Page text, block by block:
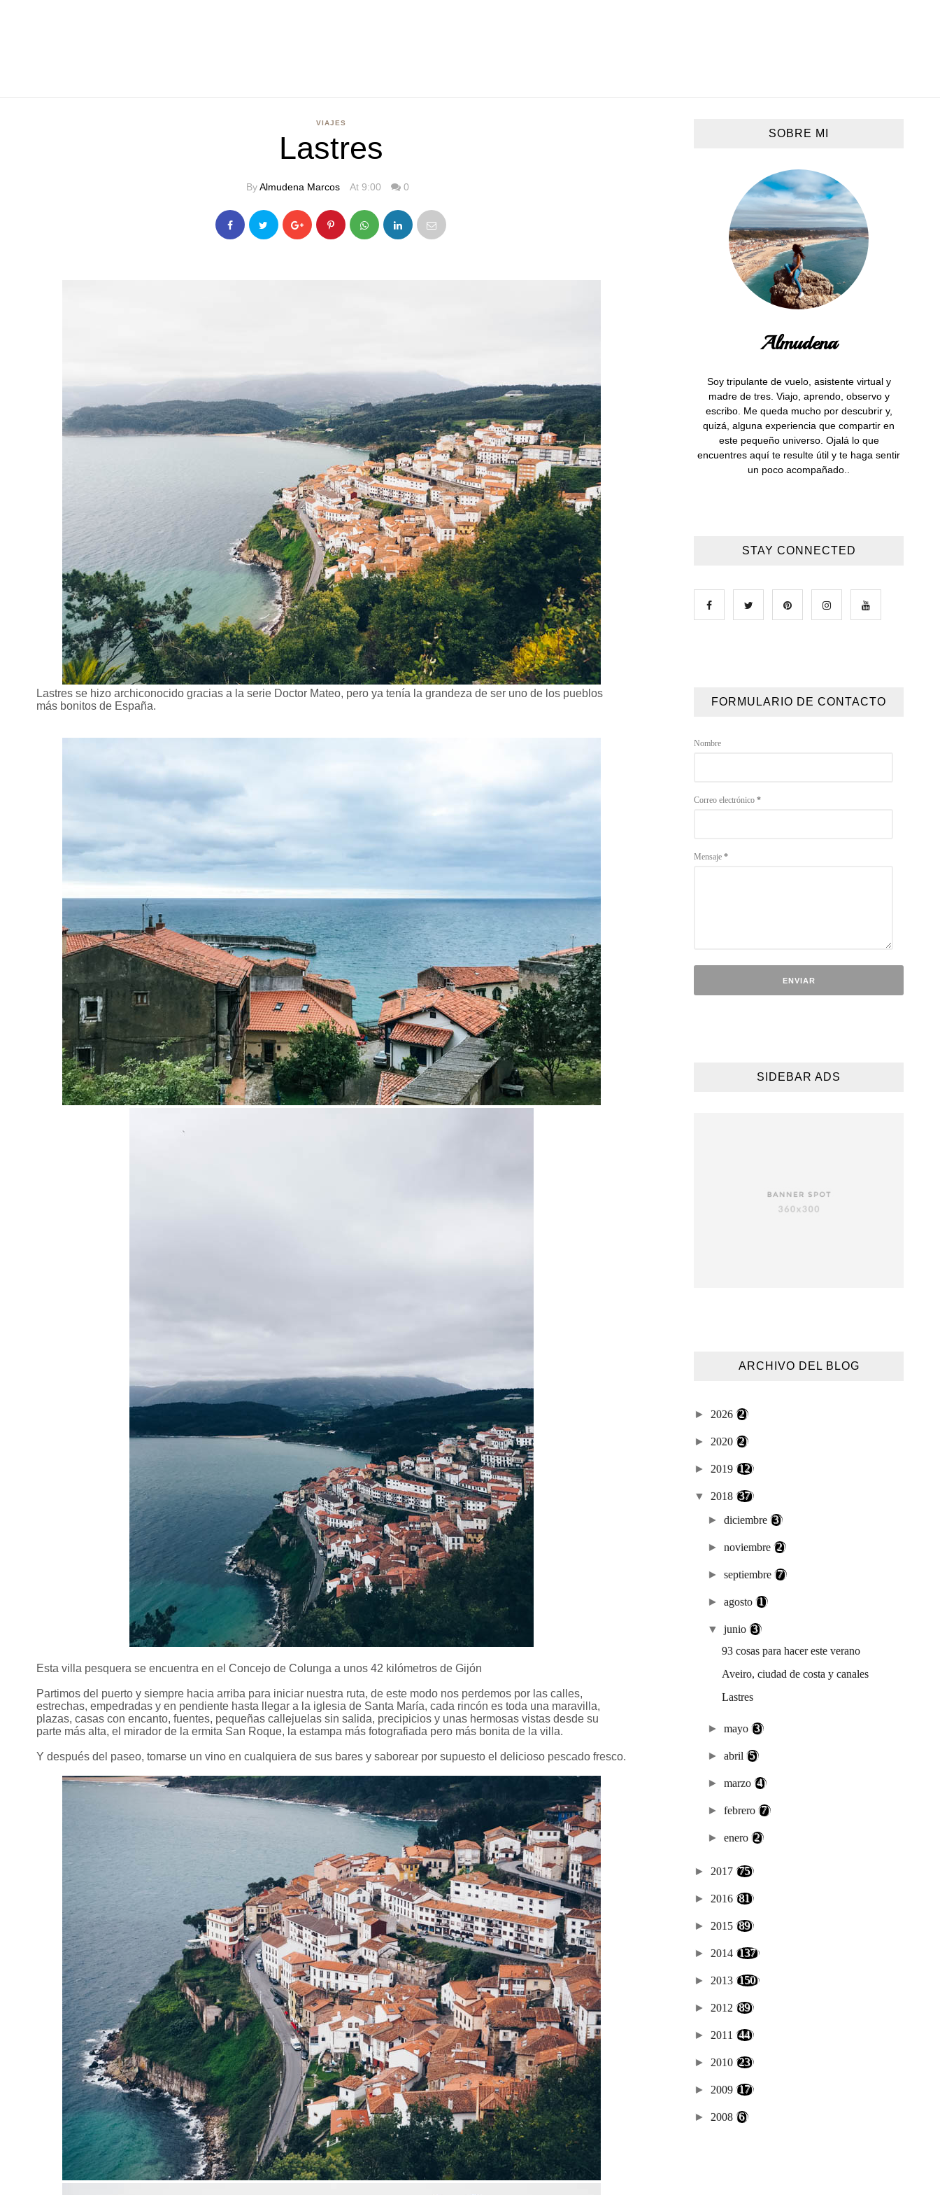
VIAJES
Lastres
ByAlmudena Marcos At 9:00 0
Lastres se hizo archiconocido gracias a la serie Doctor Mateo, pero ya tenía la grandeza de ser uno de los pueblos
más bonitos de España.
Esta villa pesquera se encuentra en el Concejo de Colunga a unos 42 kilómetros de Gijón
Partimos del puerto y siempre hacia arriba para iniciar nuestra ruta, de este modo nos perdemos por las calles,
estrechas, empedradas y en pendiente hasta llegar a la iglesia de Santa María, cada rincón es toda una maravilla,
plazas, casas con encanto, fuentes, pequeñas callejuelas sin salida, precipicios y unas hermosas vistas desde su
parte más alta, el mirador de la ermita San Roque, la estampa más fotografiada pero más bonita de la villa.
Y después del paseo, tomarse un vino en cualquiera de sus bares y saborear por supuesto el delicioso pescado fresco.
SOBRE MI
Almudena
Soy tripulante de vuelo, asistente virtual y
madre de tres. Viajo, aprendo, observo y
escribo. Me queda mucho por descubrir y,
quizá, alguna experiencia que compartir en
este pequeño universo. Ojalá lo que
encuentres aquí te resulte útil y te haga sentir
un poco acompañado..
STAY CONNECTED
FORMULARIO DE CONTACTO
Nombre
Correo electrónico *
Mensaje *
SIDEBAR ADS
ARCHIVO DEL BLOG
► 2026 (2)
► 2020 (2)
► 2019 (12)
▼ 2018 (37)
►diciembre(3)
►noviembre(2)
►septiembre(7)
►agosto(1)
▼junio(3)
93 cosas para hacer este verano
Aveiro, ciudad de costa y canales
Lastres
►mayo(3)
►abril(5)
►marzo(4)
►febrero(7)
►enero(2)
► 2017 (75)
► 2016 (81)
► 2015 (89)
► 2014 (137)
► 2013 (150)
► 2012 (89)
► 2011 (44)
► 2010 (23)
► 2009 (17)
► 2008 (6)